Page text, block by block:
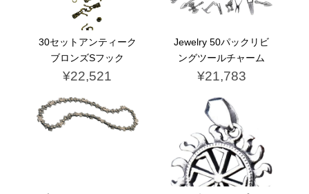
30セットアンティーク
ブロンズSフック
¥22,521
Jewelry 50パックリビ
ングツールチャーム
¥21,783